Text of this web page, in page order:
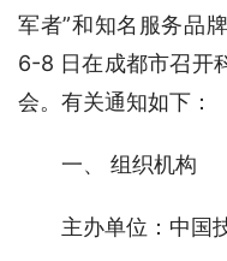
军者”和知名服务品
6-8 日在成都市召开
会。有关通知如下：
一、 组织机构
主办单位：中国